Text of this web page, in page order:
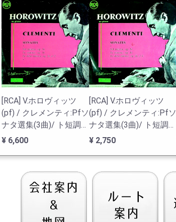
[RCA] V.ホロヴィッツ
(pf) / クレメンティ:Pfソ
ナタ選集(3曲)/ ト短調
Op.34(1788), ヘ短調
Op.26-2(1788)
¥ 6,600
[RCA] V.ホロヴィッツ
(pf) / クレメンティ:Pfソ
ナタ選集(3曲)/ ト短調
Op.34(1788), ヘ短調
Op.26-2(1788)
¥ 2,750